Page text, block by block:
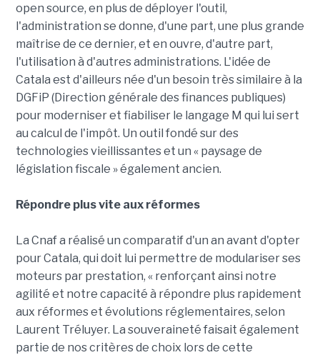
open source, en plus de déployer l'outil,
l'administration se donne, d'une part, une plus grande
maîtrise de ce dernier, et en ouvre, d'autre part,
l'utilisation à d'autres administrations. L'idée de
Catala est d'ailleurs née d'un besoin très similaire à la
DGFiP (Direction générale des finances publiques)
pour moderniser et fiabiliser le langage M qui lui sert
au calcul de l'impôt. Un outil fondé sur des
technologies vieillissantes et un « paysage de
législation fiscale » également ancien.
Répondre plus vite aux réformes
La Cnaf a réalisé un comparatif d'un an avant d'opter
pour Catala, qui doit lui permettre de modulariser ses
moteurs par prestation, « renforçant ainsi notre
agilité et notre capacité à répondre plus rapidement
aux réformes et évolutions réglementaires, selon
Laurent Tréluyer. La souveraineté faisait également
partie de nos critères de choix lors de cette